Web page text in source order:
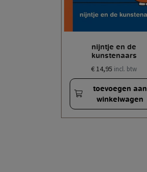
nijntje en de
kunstenaars
€ 14,95 incl. btw
toevoegen aan
winkelwagen